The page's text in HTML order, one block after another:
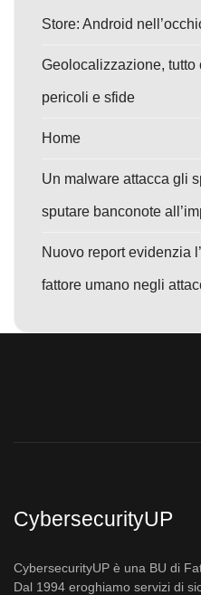
Store: Android
Geolocalizzazione, tutto
pericoli e sfide
Home
Un malware attacca gli
sputare banconote
Nuovo report evidenzia
fattore umano negli
CybersecurityUP
CybersecurityUP è una BU di
Dal 1994 eroghiamo servizi di